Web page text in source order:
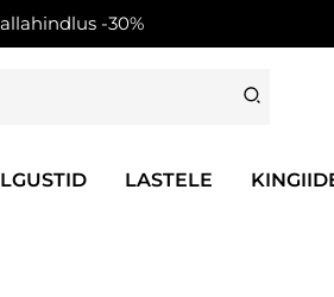
LASTELE
-30%